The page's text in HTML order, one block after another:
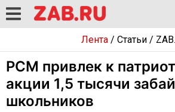
Лента/ Статьи/
РСМ привлек к
акции 1,5 тысячи
школьников